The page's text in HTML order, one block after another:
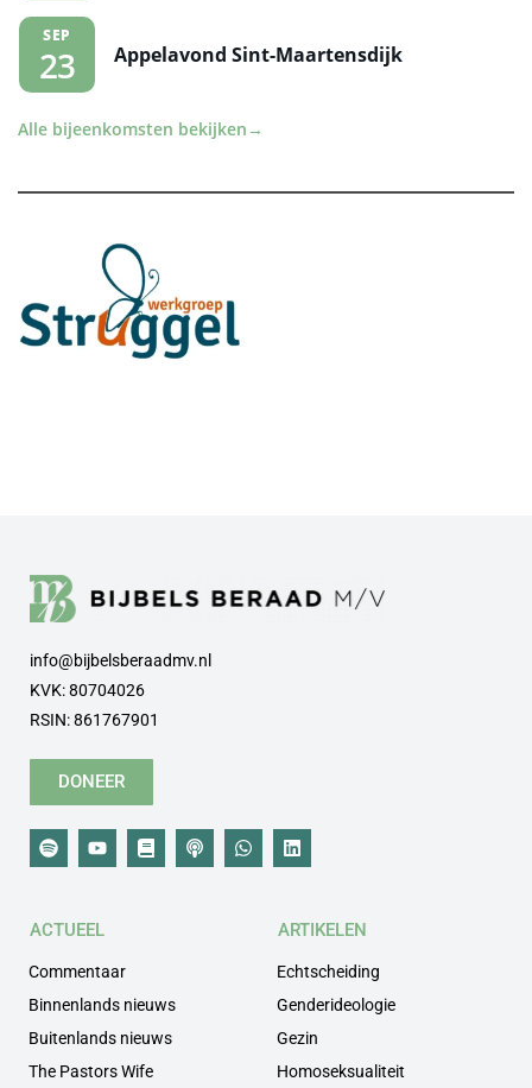
SEP
23 Appelavond Sint-Maartensdijk
Alle bijeenkomsten bekijken →
info@bijbelsberaadmv.nl
KVK: 80704026
RSIN: 861767901
DONEER
ACTUEEL
Commentaar
Binnenlands nieuws
Buitenlands nieuws
The Pastors Wife
ARTIKELEN
Echtscheiding
Genderideologie
Gezin
Homoseksualiteit